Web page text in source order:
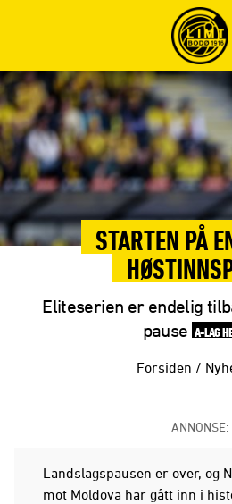
STARTEN PÅ
Eliteserien er endelig
pause A-LAG
Forsiden /
ANNONSE:
Landslagspausen er over, og
mot Moldova har gått inn i